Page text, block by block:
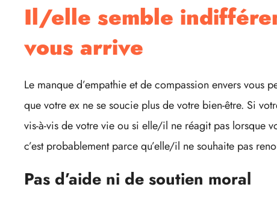
Il/elle semble
vous arrive
Le manque d’empathie et de compassion envers vous
que votre ex ne se soucie plus de votre bien-être. Si
vis-à-vis de votre vie ou si elle/il ne réagit pas lorsque
c’est probablement parce qu’elle/il ne souhaite pas
Pas d’aide ni de soutien moral